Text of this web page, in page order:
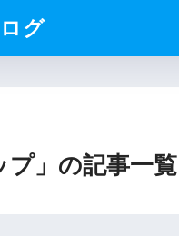
グ
プ」の記事一覧